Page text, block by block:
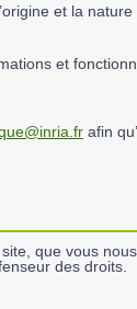
et la
et
afin
que vous
des droits.